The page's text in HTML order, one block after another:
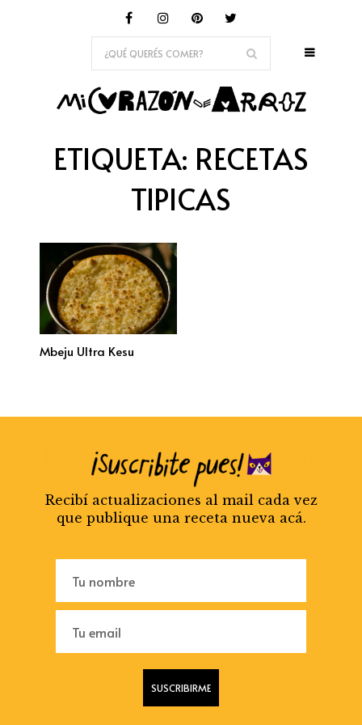
ETIQUETA: RECETAS
TIPICAS
Mbeju Ultra Kesu
Recibí actualizaciones al mail cada vez
que publique una receta nueva acá.